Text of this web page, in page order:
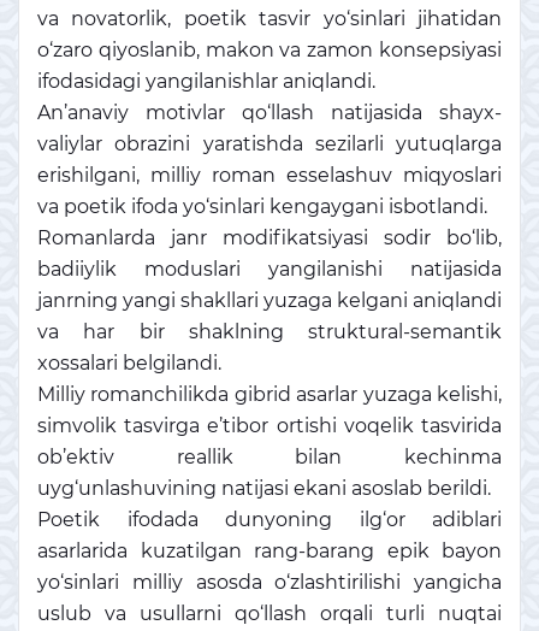
va novatorlik, poetik tasvir yo‘sinlari jihatidan
o‘zaro qiyoslanib, makon va zamon konsepsiyasi
ifodasidagi yangilanishlar aniqlandi.
An’anaviy motivlar qo‘llash natijasida shayx-
valiylar obrazini yaratishda sezilarli yutuqlarga
erishilgani, milliy roman esselashuv miqyoslari
va poetik ifoda yo‘sinlari kengaygani isbotlandi.
Romanlarda janr modifikatsiyasi sodir bo‘lib,
badiiylik moduslari yangilanishi natijasida
janrning yangi shakllari yuzaga kelgani aniqlandi
va har bir shaklning struktural-semantik
xossalari belgilandi.
Milliy romanchilikda gibrid asarlar yuzaga kelishi,
simvolik tasvirga e’tibor ortishi voqelik tasvirida
ob’ektiv reallik bilan kechinma
uyg‘unlashuvining natijasi ekani asoslab berildi.
Poetik ifodada dunyoning ilg‘or adiblari
asarlarida kuzatilgan rang-barang epik bayon
yo‘sinlari milliy asosda o‘zlashtirilishi yangicha
uslub va usullarni qo‘llash orqali turli nuqtai